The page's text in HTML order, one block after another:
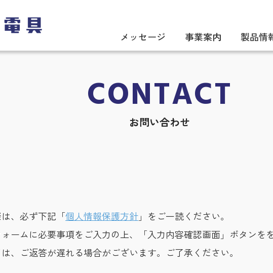
メッセージ 事業案内 製品情
CONTACT
お問い合わせ
、必ず下記「個人情報保護方針」をご一読ください。
ームに必要事項をご入力の上、「入力内容確認画面」ボタンを
、ご返答が遅れる場合がございます。ご了承ください。